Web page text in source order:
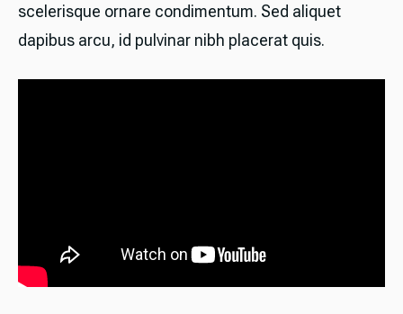
scelerisque ornare condimentum. Sed aliquet
dapibus arcu, id pulvinar nibh placerat quis.